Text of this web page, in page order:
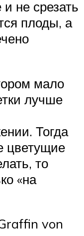
не срезать
плоды, а
мало
лучше
Тогда
цветущие
то
«на
von